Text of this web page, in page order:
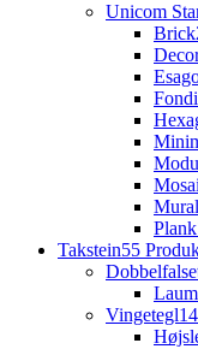
Unicom
Brick
Fondi
Plank
Takstein55
Vingetegl